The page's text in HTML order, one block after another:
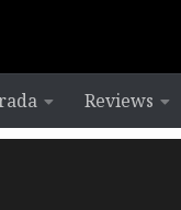
Reviews